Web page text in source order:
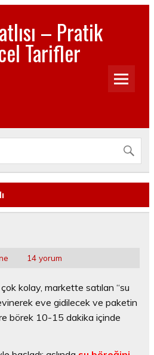
– Pratik
Tarifler
Resimli, Pasta- Yemek- Kurabiye-
14 yorum
kolay, markette satılan “su
eve gidilecek ve paketin
börek 10-15 dakika içinde